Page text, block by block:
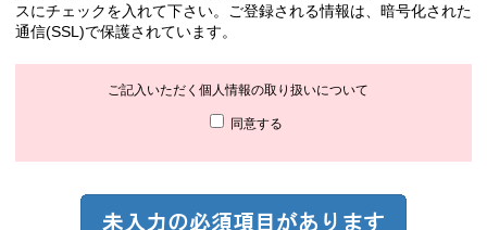
スにチェックを入れて下さい。ご登録される情報は、暗号化された
通信(SSL)で保護されています。
ご記入いただく個人情報の取り扱いについて
同意する